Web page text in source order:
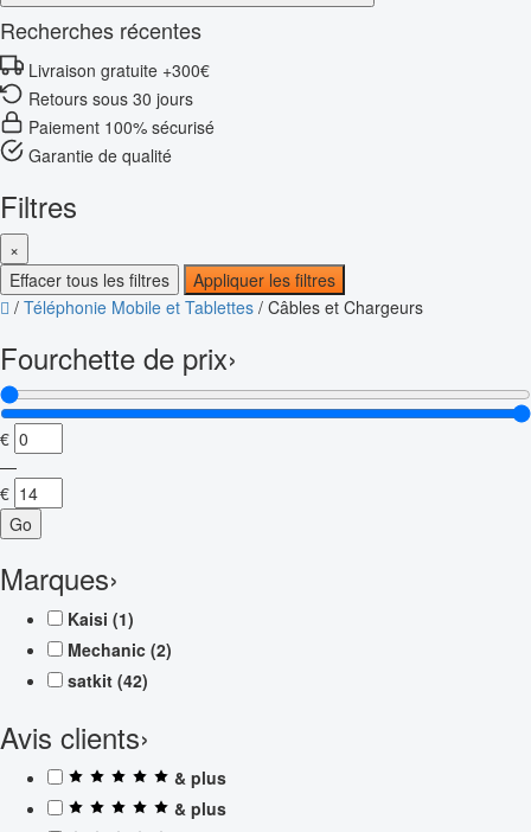
Recherches récentes
Livraison gratuite +300€
Retours sous 30 jours
Paiement 100% sécurisé
Garantie de qualité
Filtres
×
Effacer tous les filtres
Appliquer les filtres
/ Téléphonie Mobile et Tablettes / Câbles et Chargeurs
Fourchette de prix›
€
—
€
Go
Marques›
Kaisi (1)
Mechanic (2)
satkit (42)
Avis clients›
& plus
& plus